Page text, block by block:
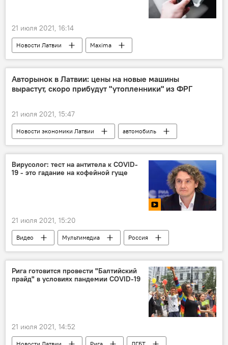
21 июля 2021, 16:14
Новости Латвии
Maxima
мошенники
Авторынок в Латвии: цены на новые машины
вырастут, скоро прибудут "утопленники" из ФРГ
21 июля 2021, 15:47
Новости экономики Латвии автомобиль
Вирусолог: тест на антитела к COVID-
19 - это гадание на кофейной гуще
21 июля 2021, 15:20
Видео Мультимедиа
Россия
вакцина
коронавирус
Рига готовится провести "Балтийский
прайд" в условиях пандемии COVID-19
21 июля 2021, 14:52